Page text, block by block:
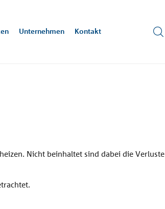
Köln, DE
Unternehmen Kontakt
Nicht beinhaltet sind dabei die Verluste